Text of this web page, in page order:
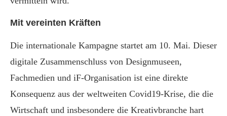
Mit vereinten Kräften
Die internationale Kampagne startet am 10. Mai. Dieser
digitale Zusammenschluss von Designmuseen,
Fachmedien und iF-Organisation ist eine direkte
Konsequenz aus der weltweiten Covid19-Krise, die die
Wirtschaft und insbesondere die Kreativbranche hart